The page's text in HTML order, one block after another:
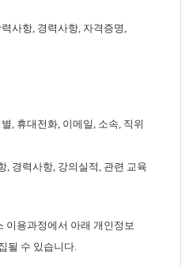
사항, 경력사항, 자격증명,
, 휴대전화, 이메일, 소속, 직위
, 경력사항, 강의실적, 관련 교육
이용과정에서 아래 개인정보
될 수 있습니다.